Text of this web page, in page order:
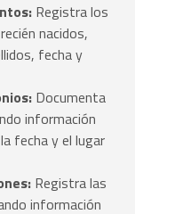
Registra los
nacidos,
fecha y
Documenta
información
fecha y el lugar
Registra las
información